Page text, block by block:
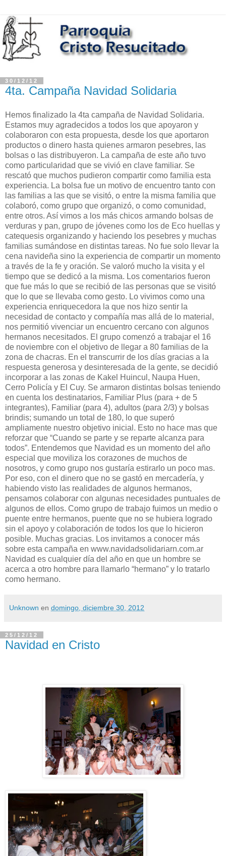
30/12/12
4ta. Campaña Navidad Solidaria
Hemos finalizado la 4ta campaña de Navidad Solidaria.
Estamos muy agradecidos a todos los que apoyaron y
colaboraron con esta propuesta, desde los que aportaron
productos o dinero hasta quienes armaron pesebres, las
bolsas o las distribuyeron. La campaña de este año tuvo
como particularidad que se vivió en clave familiar. Se
rescató que muchos pudieron compartir como familia esta
experiencia. La bolsa fue un motivo de encuentro tanto con
las familias a las que se visitó, o entre la misma familia que
colaboró, como grupo que organizó, o como comunidad,
entre otros. Así vimos a los más chicos armando bolsas de
verduras y pan, grupo de jóvenes como los de Eco huellas y
catequesis organizando y haciendo los pesebres y muchas
familias sumándose en distintas tareas. No fue solo llevar la
cena navideña sino la experiencia de compartir un momento
a través de la fe y oración. Se valoró mucho la visita y el
tiempo que se dedicó a la misma. Los comentarios fueron
que fue más lo que se recibió de las personas que se visitó
que lo que se llevaba como gesto. Lo vivimos como una
experiencia enriquecedora la que nos hizo sentir la
necesidad de contacto y compañía mas allá de lo material,
nos permitió vivenciar un encuentro cercano con algunos
hermanos necesitados. El grupo comenzó a trabajar el 16
de noviembre con el objetivo de llegar a 80 familias de la
zona de chacras. En el transcurrir de los días gracias a la
respuesta generosa y desinteresada de la gente, se decidió
incorporar a las zonas de Kakel Huincul, Naupa Huen,
Cerro Policía y El Cuy. Se armaron distintas bolsas teniendo
en cuenta los destinatarios, Familiar Plus (para + de 5
integrantes), Familiar (para 4), adultos (para 2/3) y bolsas
brindis; sumando un total de 180, lo que superó
ampliamente nuestro objetivo inicial. Esto no hace mas que
reforzar que “Cuando se parte y se reparte alcanza para
todos”. Entendemos que Navidad es un momento del año
especial que moviliza los corazones de muchos de
nosotros, y como grupo nos gustaría estirarlo un poco mas.
Por eso, con el dinero que no se gastó en mercadería, y
habiendo visto las realidades de algunos hermanos,
pensamos colaborar con algunas necesidades puntuales de
algunos de ellos. Como grupo de trabajo fuimos un medio o
puente entre hermanos, puente que no se hubiera logrado
sin el apoyo y colaboración de todos los que lo hicieron
posible. Muchas gracias. Los invitamos a conocer más
sobre esta campaña en www.navidadsolidariarn.com.ar
Navidad es cualquier día del año en que un hombre se
acerca a otro hombre para llamarlo “hermano” y lo tratarlo
como hermano.
Unknown en domingo, diciembre 30, 2012
25/12/12
Navidad en Cristo